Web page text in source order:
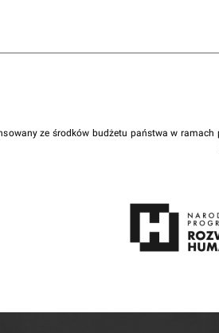
ze środków budżetu państwa w